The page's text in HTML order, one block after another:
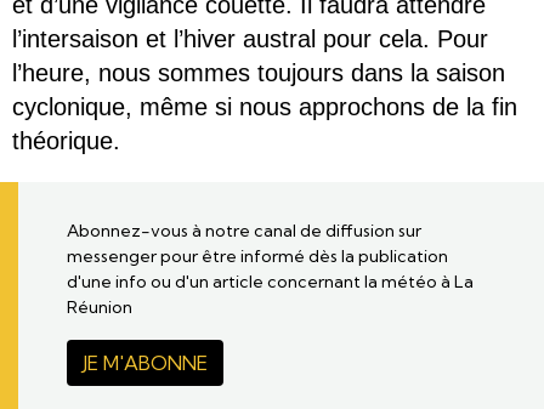
l’intersaison et l’hiver austral pour cela. Pour
l’heure, nous sommes toujours dans la saison
cyclonique, même si nous approchons de la fin
théorique.
Abonnez-vous à notre canal de diffusion sur
messenger pour être informé dès la publication
d'une info ou d'un article concernant la météo à La
Réunion
JE M'ABONNE